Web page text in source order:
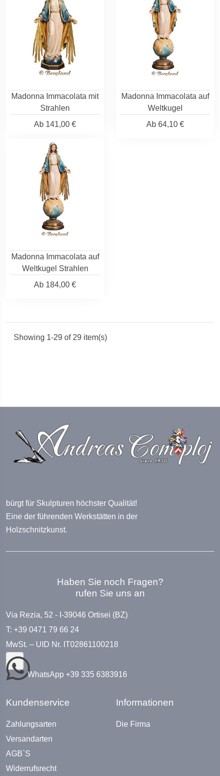
Madonna Immacolata mit
Strahlen
Ab 141,00 €
Madonna Immacolata auf
Weltkugel
Ab64,10 €
Madonna Immacolata auf
Weltkugel Strahlen
Ab 184,00 €
Showing 1-29 of 29 item(s)
bürgt für Skulpturen höchster Qualität!
Eine der führenden Werkstätten in der
Holzschnitzkunst.
Haben Sie noch Fragen?
rufen Sie uns an
Via Rezia, 52 - I-39046 Ortisei (BZ)
T: +39 0471 79 66 24
MwSt. – UID Nr. IT02861100218
WhatsApp +39 335 6383916
Kundenservice
Zahlungsarten
Versandarten
AGB`S
Widerrufsrecht
Informationen
Die Firma